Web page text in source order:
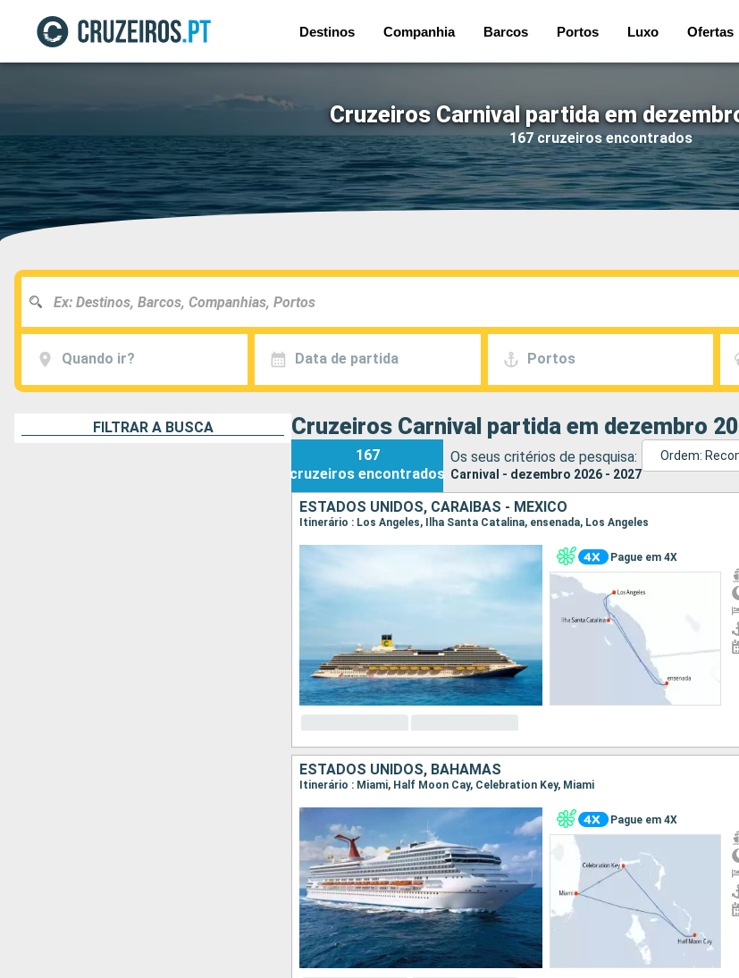
Destinos Companhia Barcos Portos Luxo Ofertas
Cruzeiros Carnival partida em
167 cruzeiros encontrados
Quando ir? Data de partida Portos
FILTRAR A BUSCA Cruzeiros Carnival partida em dezembro
167
cruzeiros encontrados
Os seus critérios de pesquisa:
Carnival - dezembro 2026 - 2027
Ordem:
ESTADOS UNIDOS, CARAIBAS - MEXICO
Itinerário : Los Angeles, Ilha Santa Catalina, ensenada, Los Angeles
Pague em 4X
ESTADOS UNIDOS, BAHAMAS
Itinerário : Miami, Half Moon Cay, Celebration Key, Miami
Pague em 4X